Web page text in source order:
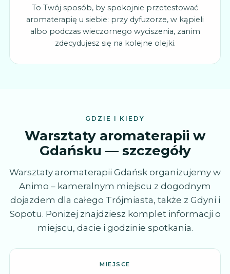
To Twój sposób, by spokojnie przetestować
aromaterapię u siebie: przy dyfuzorze, w kąpieli
albo podczas wieczornego wyciszenia, zanim
zdecydujesz się na kolejne olejki.
GDZIE I KIEDY
Warsztaty aromaterapii w
Gdańsku — szczegóły
Warsztaty aromaterapii Gdańsk organizujemy w
Animo – kameralnym miejscu z dogodnym
dojazdem dla całego Trójmiasta, także z Gdyni i
Sopotu. Poniżej znajdziesz komplet informacji o
miejscu, dacie i godzinie spotkania.
MIEJSCE